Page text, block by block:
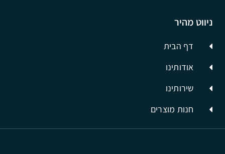
ניווט מהיר
דף הבית
אודותינו
שירותינו
חנות מוצרים